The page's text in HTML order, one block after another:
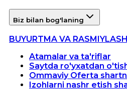
Biz bilan bog'laning
BUYURTMA VA
Atamalar va ta'riflar
Saytda ro'yxatdan
Ommaviy Oferta
Izohlarni nashr etish